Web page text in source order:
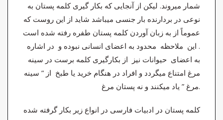
شمار میروند. لیکن از آنجایی که بکار گیری کلمه پستان به
نوعی در بردارنده بار جنسی میباشد شاید از این روست که
عموماً از به زبان آوردن کلمه پستان طفره رفته شده است
. این ملاحظه محدود به اعضای انسانی نبوده و در اشاره
به اعضای حیوانات نیز از بکارگیری کلمه برست در سینه
مرغ امتناع میگردد و افراد در هنگام خرید یا طبخ از ” سینه
مرغ ” یاد میکنند و نه پستان مرغ.
کلمه پستان در ادبیات فارسی در انواع زیر بکار گرفته شده